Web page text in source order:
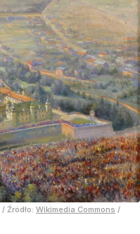
/ Źródło: Wikimedia Commons /